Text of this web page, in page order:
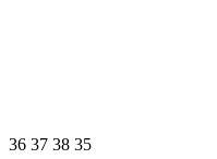
36 37 38 35